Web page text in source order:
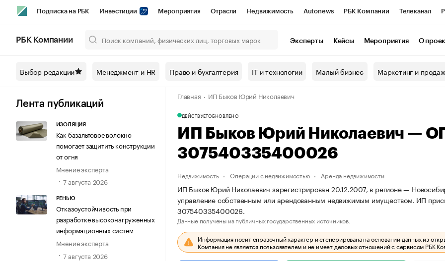
Подписка на РБК Инвестиции Мероприятия Отрасли Недвижимость Autonews РБК Компании Телеканал
Спецпроекты СПб Конференции СПб Спецпроекты Проверка контрагентов
Технологии и медиа Рынок наличной валюты
РБК Компании Эксперты Кейсы Мероприятия О
Выбор редакции Менеджмент и HR Право и бухгалтерия IT и технологии Малый бизнес Маркетинг и
Лента публикаций
ИЗОЛЯЦИЯ
Как базальтовое волокно
помогает защитить конструкции
от огня
Мнение эксперта
7 августа 2026
РЕНЬЮ
Отказоустойчивость при
разработке высоконагруженных
информационных систем
Мнение эксперта
7 августа 2026
Главная ИП Быков Юрий Николаевич
ДЕЙСТВУЕТОБНОВЛЕНО
ИП Быков Юрий Николаевич —
307540335400026
Недвижимость Операции с недвижимостью Аренда недвижимости
ИП Быков Юрий Николаевич зарегистрирован 20.12.2007, в регионе —
управление собственным или арендованным недвижимым имуществом. ИП
307540335400026.
Данные получены из публичных государственных источников.
Информация носит справочный характер и сгенерирована на основании данных из
Компания не является пользователем и не имеет деловых отношений с сервисом РБК